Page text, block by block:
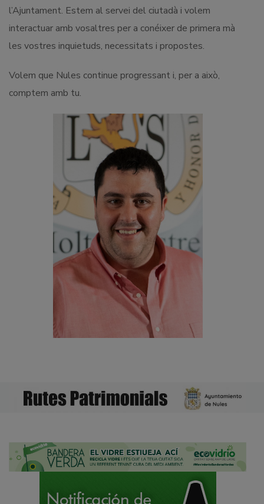
l’Ajuntament. Estem al servei del ciutadà i volem
interactuar amb vosaltres per a conéixer de primera mà
les vostres inquietuds, necessitats i propostes.
Volem que Nules continue progressant i, per a això,
comptem amb tu.